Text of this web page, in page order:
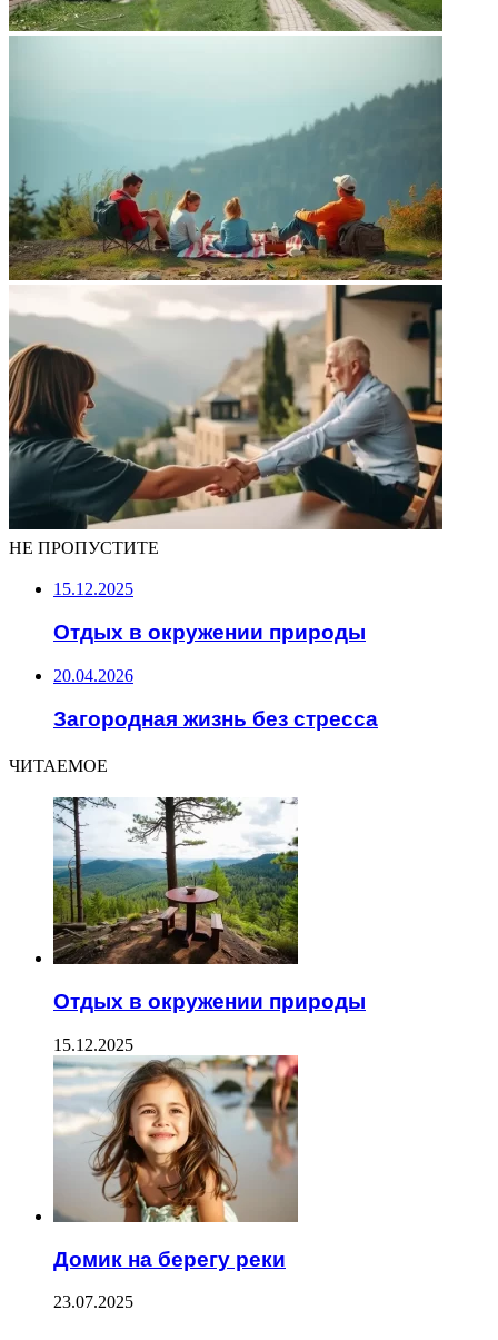
НЕ ПРОПУСТИТЕ
15.12.2025
Отдых в окружении природы
20.04.2026
Загородная жизнь без стресса
ЧИТАЕМОЕ
Отдых в окружении природы
15.12.2025
Домик на берегу реки
23.07.2025